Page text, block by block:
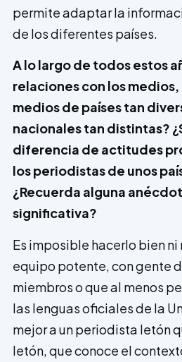
permite adaptar la
de los diferentes países.
A lo largo de todos estos
relaciones con los
medios de países tan
nacionales tan distintas?
diferencia de actitudes
los periodistas de unos
¿Recuerda alguna
significativa?
Es imposible hacerlo bien ni
equipo potente, con gente
miembros o que al menos
las lenguas oficiales de la
mejor a un periodista letón
letón, que conoce el